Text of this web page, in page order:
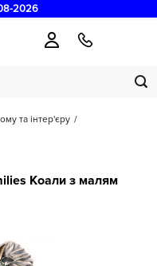
2026
та інтер'єру
Коали з малям